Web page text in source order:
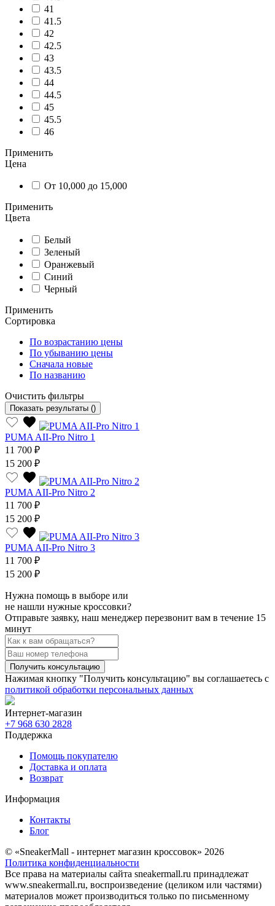
41
41.5
42
42.5
43
43.5
44
44.5
45
45.5
46
Применить
Цена
От 10,000 до 15,000
Применить
Цвета
Белый
Зеленый
Оранжевый
Синий
Черный
Применить
Сортировка
По возрастанию цены
По убыванию цены
Сначала новые
По названию
Очистить фильтры
Показать результаты ()
PUMA AII-Pro Nitro 1
11 700 ₽
15 200 ₽
PUMA AII-Pro Nitro 2
11 700 ₽
15 200 ₽
PUMA AII-Pro Nitro 3
11 700 ₽
15 200 ₽
Нужна помощь в выборе или
не нашли нужные кроссовки?
Отправьте заявку, наш менеджер перезвонит вам в течение 15
минут
Получить консультацию
Нажимая кнопку "Получить консультацию" вы соглашаетесь с
политикой обработки персональных данных
Интернет-магазин
+7 968 630 2828
Поддержка
Помощь покупателю
Доставка и оплата
Возврат
Информация
Контакты
Блог
© «SneakerMall - интернет магазин кроссовок» 2026
Политика конфиденциальности
Все права на материалы сайта sneakermall.ru принадлежат
www.sneakermall.ru, воспроизведение (целиком или частями)
материалов может производиться только по письменному